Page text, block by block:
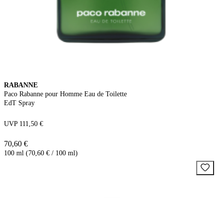
RABANNE
Paco Rabanne pour Homme Eau de Toilette
EdT Spray
UVP 111,50 €
70,60 €
100 ml (70,60 € / 100 ml)